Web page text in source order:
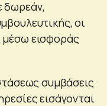
δωρεάν,
οι
μέσω εισφοράς
συμβάσεις
εισάγονται